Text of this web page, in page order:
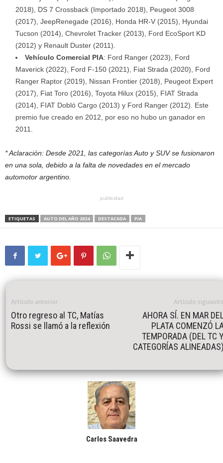
2018), DS 7 Crossback (Importado 2018), Peugeot 3008
(2017), JeepRenegade (2016), Honda HR-V (2015), Hyundai
Tucson (2014), Chevrolet Tracker (2013), Ford EcoSport KD
(2012) y Renault Duster (2011).
Vehículo Comercial PIA: Ford Ranger (2023), Ford
Maverick (2022), Ford F-150 (2021), Fiat Strada (2020), Ford
Ranger Raptor (2019), Nissan Frontier (2018), Peugeot Expert
(2017), Fiat Toro (2016), Toyota Hilux (2015), FIAT Strada
(2014), FIAT Dobló Cargo (2013) y Ford Ranger (2012). Este
premio fue creado en 2012, por eso no hubo un ganador en
2011.
* Aclaración: Desde 2021, las categorías Auto y SUV se fusionaron
en una sola, debido a la falta de novedades en el mercado
automotor argentino.
publicidad
ETIQUETAS AUTO DEL AÑO 2024 DESTACADA PIA
Artículo anterior
Otro regreso al TC, Matías
Rossi se llamó a la reflexión
Artículo
AHORA SÍ. EN MAR
PLATA COMENZÓ
TEMPORADA (DEL TC
CATEGORÍAS
Carlos Saavedra